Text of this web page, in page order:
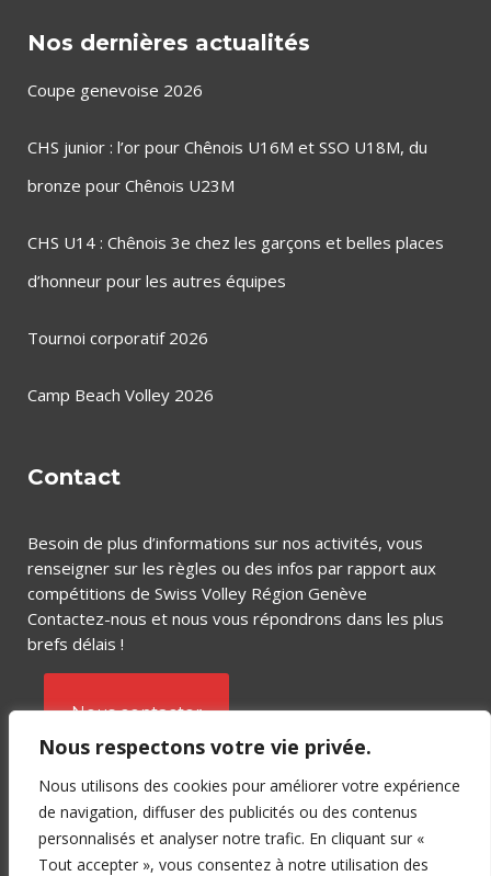
Nous respectons votre vie privée.
Nous utilisons des cookies pour améliorer votre expérience
de navigation, diffuser des publicités ou des contenus
personnalisés et analyser notre trafic. En cliquant sur «
Tout accepter », vous consentez à notre utilisation des
Nos dernières actualités
Coupe genevoise 2026
CHS junior : l’or pour Chênois U16M et SSO U18M, du
bronze pour Chênois U23M
CHS U14 : Chênois 3e chez les garçons et belles places
d’honneur pour les autres équipes
Tournoi corporatif 2026
Camp Beach Volley 2026
Contact
Besoin de plus d’informations sur nos activités, vous
renseigner sur les règles ou des infos par rapport aux
compétitions de Swiss Volley Région Genève
Contactez-nous et nous vous répondrons dans les plus
brefs délais !
Nous contacter